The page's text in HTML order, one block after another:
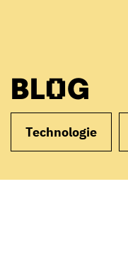
BLOG
Technologie